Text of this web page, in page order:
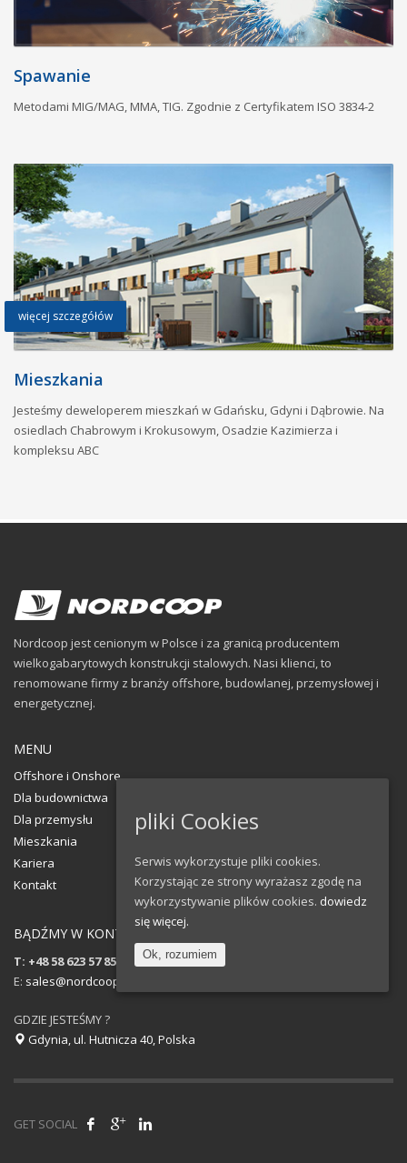
Spawanie
Metodami MIG/MAG, MMA, TIG. Zgodnie z Certyfikatem ISO 3834-2
więcej szczegółów
Mieszkania
Jesteśmy deweloperem mieszkań w Gdańsku, Gdyni i Dąbrowie. Na
osiedlach Chabrowym i Krokusowym, Osadzie Kazimierza i
kompleksu ABC
Nordcoop jest cenionym w Polsce i za granicą producentem
wielkogabarytowych konstrukcji stalowych. Nasi klienci, to
renomowane firmy z branży offshore, budowlanej, przemysłowej i
energetycznej.
MENU
Offshore i Onshore
Dla budownictwa
Dla przemysłu
Mieszkania
Kariera
Kontakt
BĄDŹMY W KONTAKCIE!
T: +48 58 623 57 85
E: sales@nordcoop.com
GDZIE JESTEŚMY ?
Gdynia, ul. Hutnicza 40, Polska
GET SOCIAL
pliki Cookies
Serwis wykorzystuje pliki cookies.
Korzystając ze strony wyrażasz zgodę na
wykorzystywanie plików cookies. dowiedz
się więcej.
Ok, rozumiem